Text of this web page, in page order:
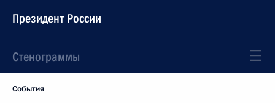
Президент России
Стенограммы
События